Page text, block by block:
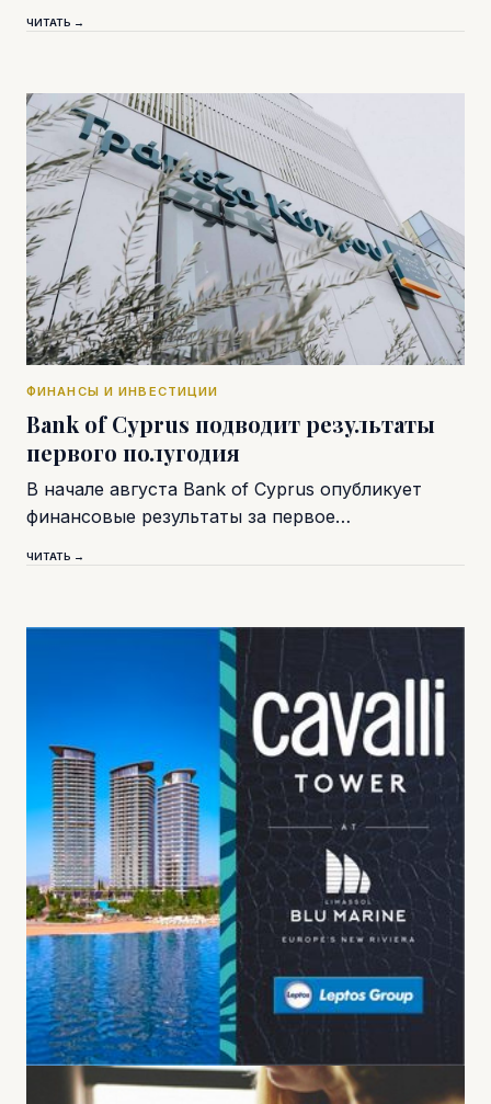
ЧИТАТЬ →
ФИНАНСЫ И ИНВЕСТИЦИИ
Bank of Cyprus подводит результаты
первого полугодия
В начале августа Bank of Cyprus опубликует
финансовые результаты за первое…
ЧИТАТЬ →